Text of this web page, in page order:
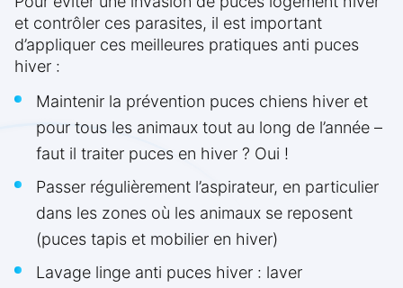
et contrôler ces parasites, il est important
d’appliquer ces meilleures pratiques anti puces
hiver :
Maintenir la prévention puces chiens hiver et
pour tous les animaux tout au long de l’année –
faut il traiter puces en hiver ? Oui !
Passer régulièrement l’aspirateur, en particulier
dans les zones où les animaux se reposent
(puces tapis et mobilier en hiver)
Lavage linge anti puces hiver : laver